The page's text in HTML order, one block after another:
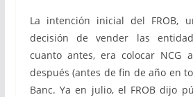
La intención inicial del FROB,
decisión de vender las
cuanto antes, era colocar NCG
después (antes de fin de año en
Banc. Ya en julio, el FROB dijo